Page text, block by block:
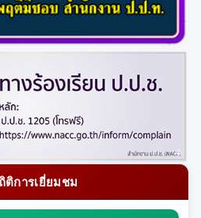
ติการเยี่ยมชม